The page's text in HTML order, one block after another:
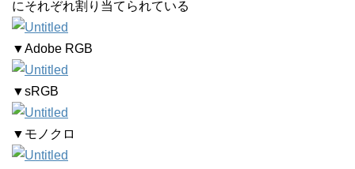
にそれぞれ割り当てられている
▼Adobe RGB
▼sRGB
▼モノクロ